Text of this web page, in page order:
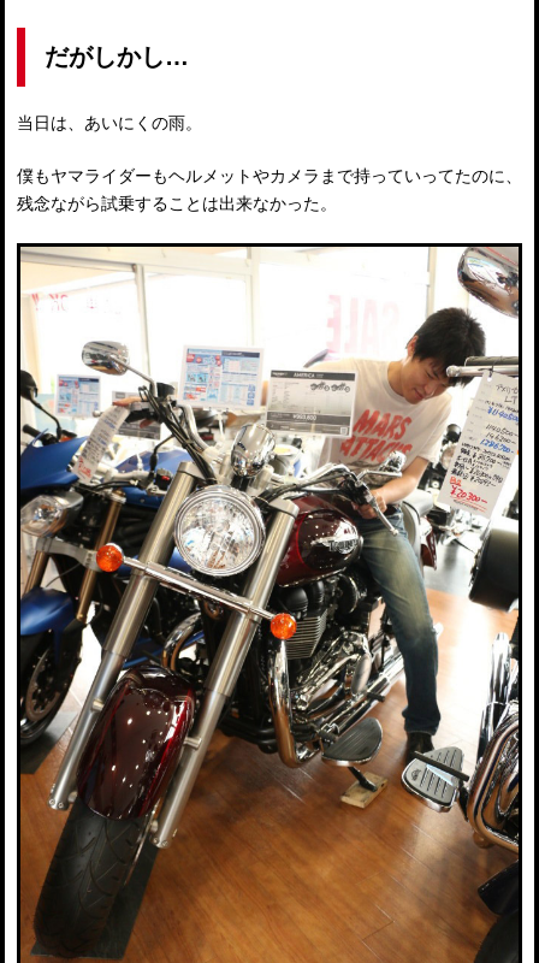
だがしかし…
当日は、あいにくの雨。
僕もヤマライダーもヘルメットやカメラまで持っていってたのに、
残念ながら試乗することは出来なかった。